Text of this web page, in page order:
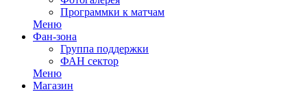
Программки к матчам
Меню
Фан-зона
Группа поддержки
ФАН сектор
Меню
Магазин